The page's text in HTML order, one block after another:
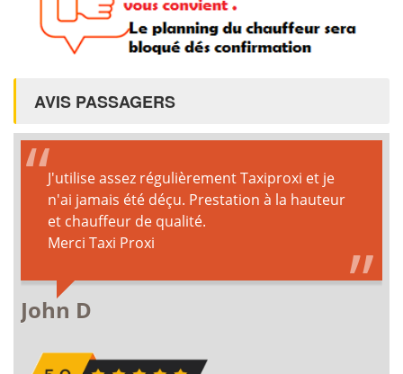
AVIS PASSAGERS